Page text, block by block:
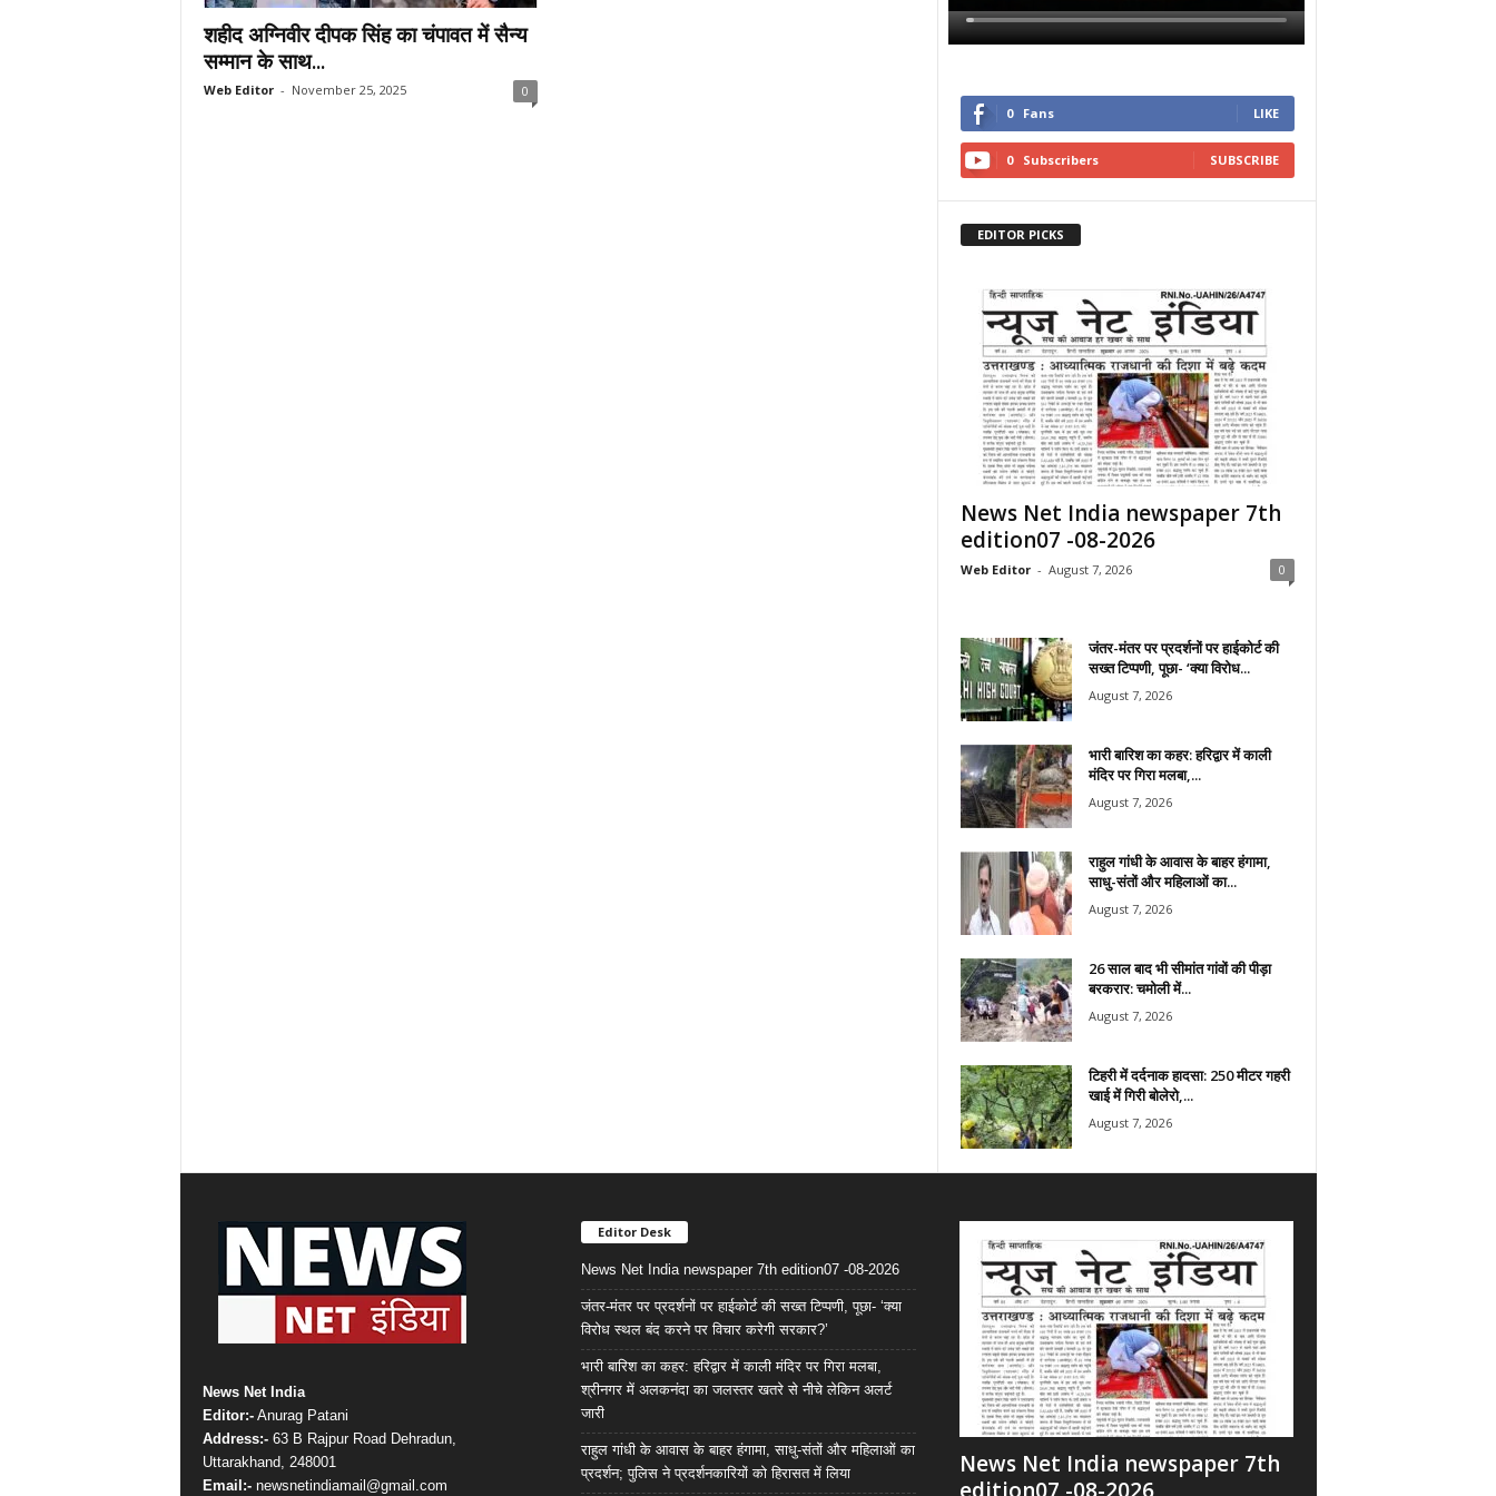
शहीद अग्निवीर दीपक सिंह का चंपावत में सैन्य
सम्मान के साथ...
Web Editor - November 25, 2025 0
0 Fans LIKE
0 Subscribers SUBSCRIBE
EDITOR PICKS
News Net India newspaper 7th
edition07 -08-2026
Web Editor - August 7, 2026 0
जंतर-मंतर पर प्रदर्शनों पर हाईकोर्ट की
सख्त टिप्पणी, पूछा- ‘क्या विरोध...
August 7, 2026
भारी बारिश का कहर: हरिद्वार में काली
मंदिर पर गिरा मलबा,...
August 7, 2026
राहुल गांधी के आवास के बाहर हंगामा,
साधु-संतों और महिलाओं का...
August 7, 2026
26 साल बाद भी सीमांत गांवों की पीड़ा
बरकरार: चमोली में...
August 7, 2026
टिहरी में दर्दनाक हादसा: 250 मीटर गहरी
खाई में गिरी बोलेरो,...
August 7, 2026
News Net India
Editor:-Anurag Patani
Address:-63 B Rajpur Road Dehradun,
Uttarakhand, 248001
Email:-newsnetindiamail@gmail.com
Editor Desk
News Net India newspaper 7th edition07 -08-2026
जंतर-मंतर पर प्रदर्शनों पर हाईकोर्ट की सख्त टिप्पणी, पूछा- ‘क्या
विरोध स्थल बंद करने पर विचार करेगी सरकार?’
भारी बारिश का कहर: हरिद्वार में काली मंदिर पर गिरा मलबा,
श्रीनगर में अलकनंदा का जलस्तर खतरे से नीचे लेकिन अलर्ट
जारी
राहुल गांधी के आवास के बाहर हंगामा, साधु-संतों और महिलाओं का
प्रदर्शन; पुलिस ने प्रदर्शनकारियों को हिरासत में लिया
News Net India newspaper 7th